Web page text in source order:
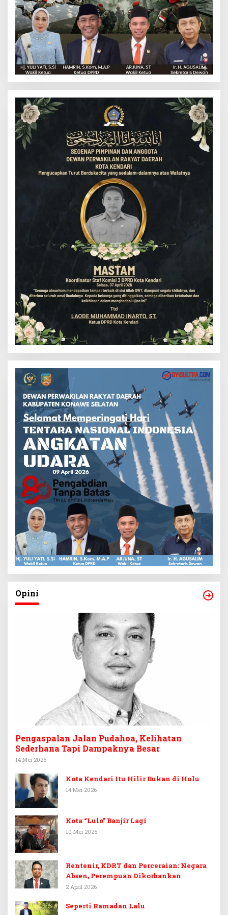
Opini
Pengaspalan Jalan Pudahoa, Kelihatan
Sederhana Tapi Dampaknya Besar
14 Mei 2026
Kota Kendari Itu Hilir Bukan di Hulu
14 Mei 2026
Kota “Lulo” Banjir Lagi
10 Mei 2026
Rentenir, KDRT dan Perceraian: Negara
Absen, Perempuan Dikorbankan
2 April 2026
Seperti Ramadan Lalu